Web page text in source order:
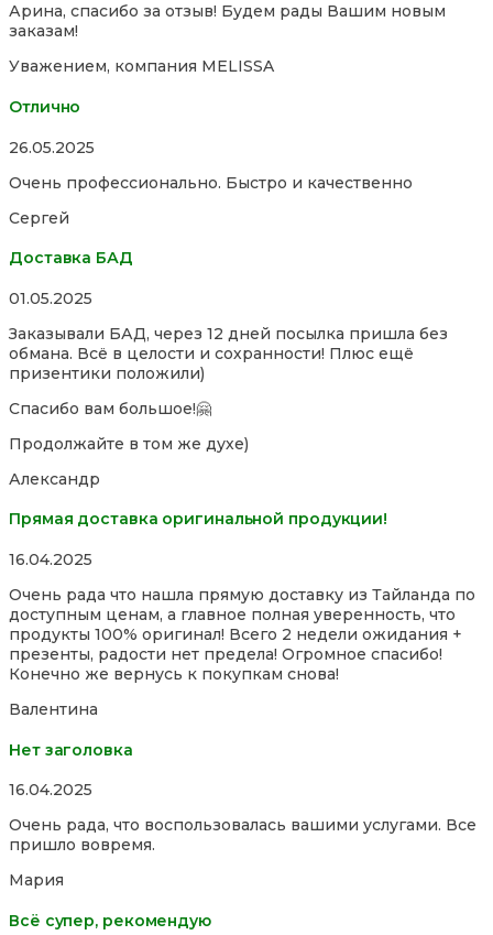
Арина, спасибо за отзыв! Будем рады Вашим новым
заказам!
Уважением, компания MELISSA
Отлично
Rated
out
5
26.05.2025
Очень профессионально. Быстро и качественно
Сергей
Доставка БАД
Rated
out
of
5
01.05.2025
Заказывали БАД, через 12 дней посылка пришла без
обмана. Всё в целости и сохранности! Плюс ещё
призентики положили)
Спасибо вам большое!🤗
Продолжайте в том же духе)
Александр
Прямая доставка оригинальной продукции!
Rated
out
of
5
16.04.2025
Очень рада что нашла прямую доставку из Тайланда по
доступным ценам, а главное полная уверенность, что
продукты 100% оригинал! Всего 2 недели ожидания +
презенты, радости нет предела! Огромное спасибо!
Конечно же вернусь к покупкам снова!
Валентина
Нет заголовка
Rated
out
of
16.04.2025
Очень рада, что воспользовалась вашими услугами. Все
пришло вовремя.
Мария
Всё супер, рекомендую